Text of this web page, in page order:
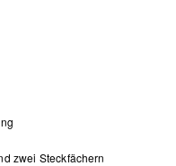
zwei Steckfächern